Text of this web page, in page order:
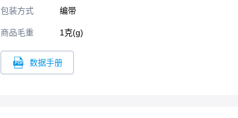
包装方式 编带
商品毛重 1克(g)
数据手册